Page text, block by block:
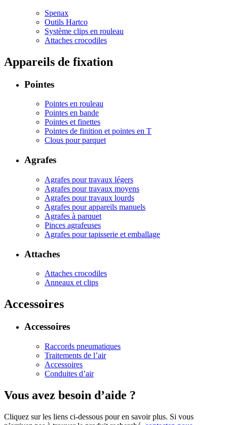
Spenax
Outils Hartco
Système clips en rouleau
Attaches crocodiles
Appareils de fixation
Pointes
Pointes en rouleau
Pointes en bande
Pointes et finettes
Pointes de finition et pointes en T
Clous pour parquet
Agrafes
Agrafes pour travaux légers
Agrafes pour travaux moyens
Agrafes pour travaux lourds
Agrafes pour appareils manuels
Agrafes à parquet
Pinces agrafeuses
Agrafes pour tapisserie et emballage
Attaches
Attaches crocodiles
Anneaux et clips
Accessoires
Accessoires
Raccords pneumatiques
Traitements de l’air
Accessoires
Conduites d’air
Vous avez besoin d’aide ?
Cliquez sur les liens ci-dessous pour en savoir plus. Si vous